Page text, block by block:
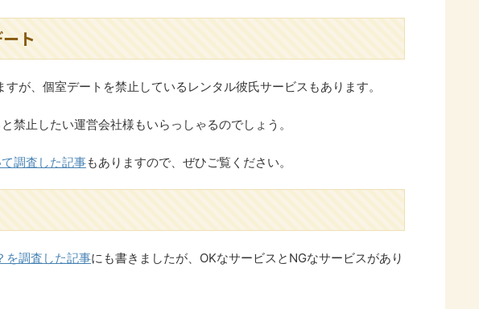
ト
が、個室デートを禁止しているレンタル彼氏サービスもあります。
禁止したい運営会社様もいらっしゃるのでしょう。
調査した記事もありますので、ぜひご覧ください。
を調査した記事にも書きましたが、OKなサービスとNGなサービスがあり